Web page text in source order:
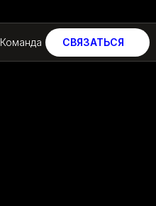
Команда СВЯЗАТЬСЯ